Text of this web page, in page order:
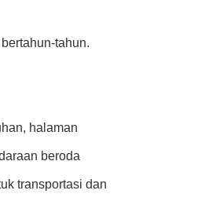
tahun.
halaman
beroda
transportasi dan